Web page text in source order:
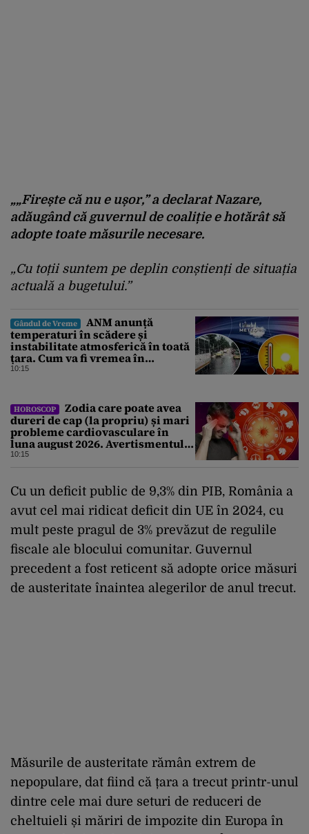
„„Firește că nu e ușor,” a declarat Nazare,
adăugând că guvernul de coaliție e hotărât să
adopte toate măsurile necesare.
„Cu toții suntem pe deplin conștienți de situația
actuală a bugetului.”
Gândul de Vreme
ANM anunță
temperaturi în scădere și
instabilitate atmosferică în toată
țara. Cum va fi vremea în
București și când vin vijeliile
10:15
HOROSCOP
Zodia care poate avea
dureri de cap (la propriu) și mari
probleme cardiovasculare în
luna august 2026. Avertismentul
experților în astrologie
10:15
Cu un deficit public de 9,3% din PIB, România a
avut cel mai ridicat deficit din UE în 2024, cu
mult peste pragul de 3% prevăzut de regulile
fiscale ale blocului comunitar. Guvernul
precedent a fost reticent să adopte orice măsuri
de austeritate înaintea alegerilor de anul trecut.
Măsurile de austeritate rămân extrem de
nepopulare, dat fiind că țara a trecut printr-unul
dintre cele mai dure seturi de reduceri de
cheltuieli și măriri de impozite din Europa în